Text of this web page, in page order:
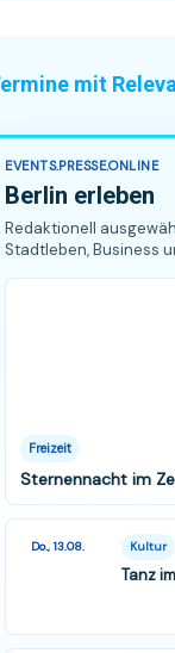
mit
EVENTS.PRESSE.ONLINE
Berlin erleben
Redaktionell
Stadtleben, Business
Freizeit
Sternennacht im
Do., 13.08. Kultur
Tanz